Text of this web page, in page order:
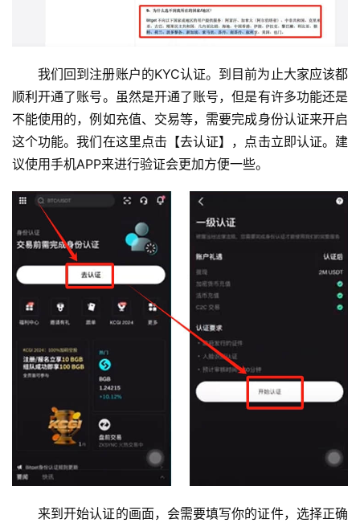
币
新
行
情
析
见
问
我们回到注册账户的KYC认证。到目前为止大家应该都
顺利开通了账号。虽然是开通了账号，但是有许多功能还是
不能使用的，例如充值、交易等，需要完成身份认证来开启
这个功能。我们在这里点击【去认证】，点击立即认证。建
议使用手机APP来进行验证会更加方便一些。
来到开始认证的画面，会需要填写你的证件，选择正确